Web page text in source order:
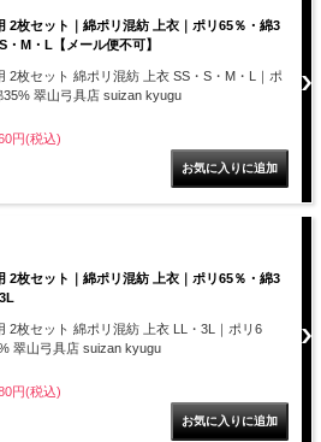
2枚セット｜綿ポリ混紡 上衣｜ポリ65％・綿3
・M・L【メール便不可】
2枚セット 綿ポリ混紡 上衣 SS・S・M・L｜ポ
35% 翠山弓具店 suizan kyugu
円(税込)
2枚セット｜綿ポリ混紡 上衣｜ポリ65％・綿3
2枚セット 綿ポリ混紡 上衣 LL・3L｜ポリ6
翠山弓具店 suizan kyugu
円(税込)